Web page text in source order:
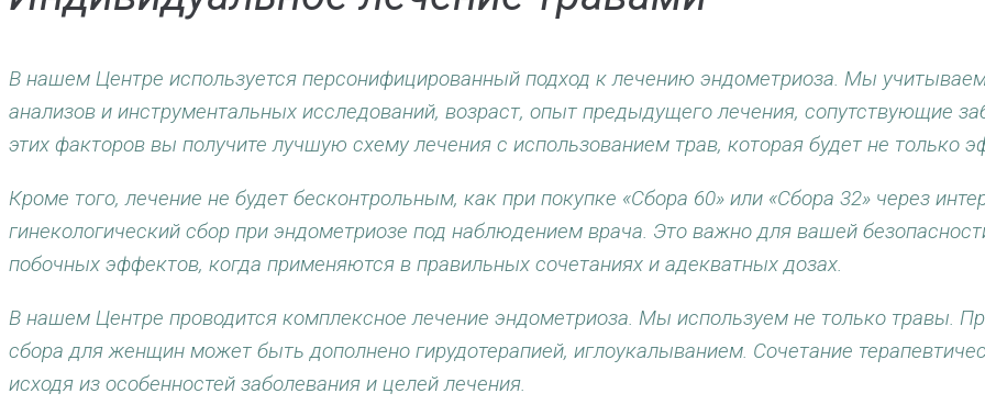
В нашем Центре используется персонифицированный подход к лечению эндометриоза. Мы
анализов и инструментальных исследований, возраст, опыт предыдущего лечения, сопутствующие
этих факторов вы получите лучшую схему лечения с использованием трав, которая будет не только
Кроме того, лечение не будет бесконтрольным, как при покупке «Сбора 60» или «Сбора 32» через
гинекологический сбор при эндометриозе под наблюдением врача. Это важно для вашей
побочных эффектов, когда применяются в правильных сочетаниях и адекватных дозах.
В нашем Центре проводится комплексное лечение эндометриоза. Мы используем не только травы.
сбора для женщин может быть дополнено гирудотерапией, иглоукалыванием. Сочетание
исходя из особенностей заболевания и целей лечения.